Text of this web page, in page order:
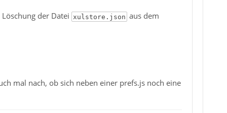
der Datei xulstore.json aus dem
mal nach, ob sich neben einer prefs.js noch eine